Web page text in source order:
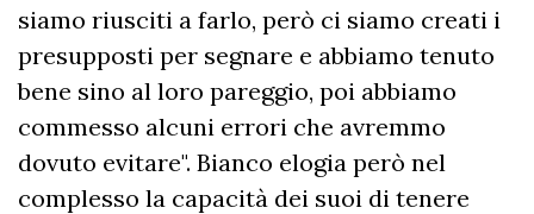
siamo riusciti a farlo, però ci siamo creati i
presupposti per segnare e abbiamo tenuto
bene sino al loro pareggio, poi abbiamo
commesso alcuni errori che avremmo
dovuto evitare". Bianco elogia però nel
complesso la capacità dei suoi di tenere